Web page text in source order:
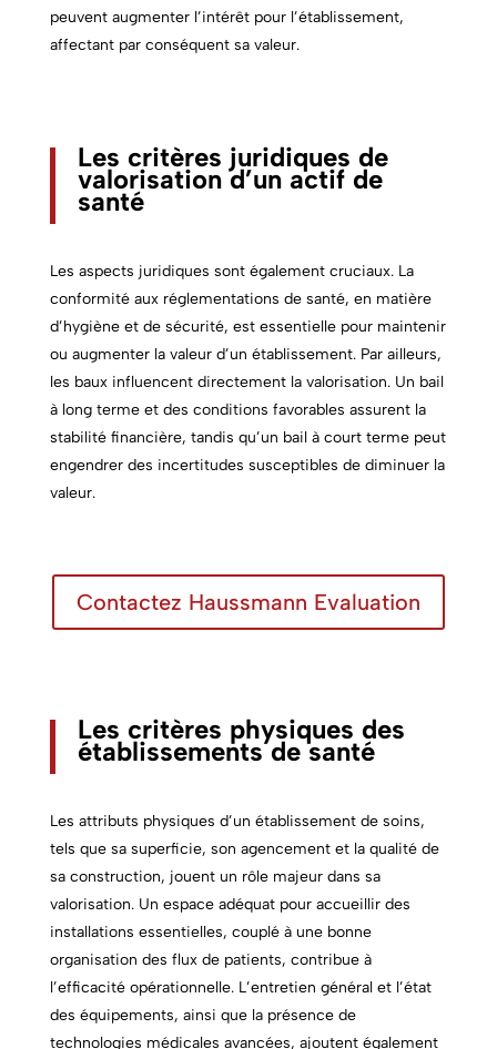
peuvent augmenter l’intérêt pour l’établissement,
affectant par conséquent sa valeur.
Les critères juridiques de
valorisation d’un actif de
santé
Les aspects juridiques sont également cruciaux. La
conformité aux réglementations de santé, en matière
d’hygiène et de sécurité, est essentielle pour maintenir
ou augmenter la valeur d’un établissement. Par ailleurs,
les baux influencent directement la valorisation. Un bail
à long terme et des conditions favorables assurent la
stabilité financière, tandis qu’un bail à court terme peut
engendrer des incertitudes susceptibles de diminuer la
valeur.
Contactez Haussmann Evaluation
Les critères physiques des
établissements de santé
Les attributs physiques d’un établissement de soins,
tels que sa superficie, son agencement et la qualité de
sa construction, jouent un rôle majeur dans sa
valorisation. Un espace adéquat pour accueillir des
installations essentielles, couplé à une bonne
organisation des flux de patients, contribue à
l’efficacité opérationnelle. L’entretien général et l’état
des équipements, ainsi que la présence de
technologies médicales avancées, ajoutent également